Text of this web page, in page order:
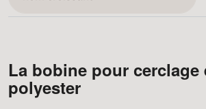
La bobine pour cerclage
polyester